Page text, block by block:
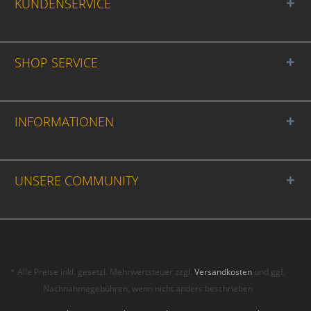
SHOP SERVICE
INFORMATIONEN
UNSERE COMMUNITY
* Alle Preise inkl. gesetzl. Mehrwertsteuer zzgl.Versandkosten und ggf.
Nachnahmegebühren, wenn nicht anders beschrieben